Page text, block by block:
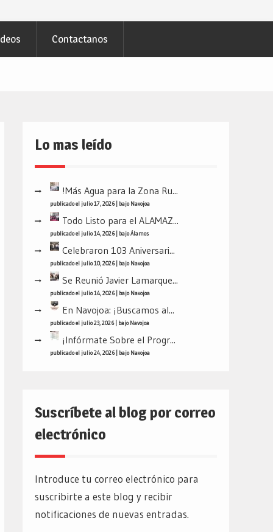
Contactanos
Lo mas leído
!Más Agua para la Zona Ru...
publicado el julio 17, 2026| bajoNavojoa
Todo Listo para el ALAMAZ...
publicado el julio 14, 2026| bajoÁlamos
Celebraron 103 Aniversari...
publicado el julio 10, 2026| bajoNavojoa
Se Reunió Javier Lamarque...
publicado el julio 14, 2026| bajoNavojoa
En Navojoa: ¡Buscamos al...
publicado el julio 23, 2026| bajoNavojoa
¡Infórmate Sobre el Progr...
publicado el julio 24, 2026| bajoNavojoa
Suscríbete al blog por correo
electrónico
Introduce tu correo electrónico para
suscribirte a este blog y recibir
notificaciones de nuevas entradas.